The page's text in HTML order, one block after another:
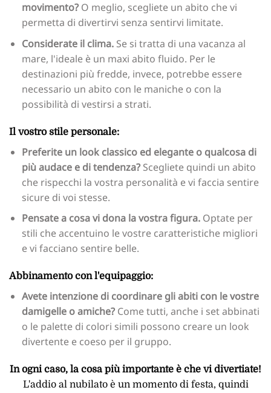
movimento?O meglio, scegliete un abito che vi
permetta di divertirvi senza sentirvi limitate.
Considerate il clima.Se si tratta di una vacanza al
mare, l'ideale è un maxi abito fluido. Per le
destinazioni più fredde, invece, potrebbe essere
necessario un abito con le maniche o con la
possibilità di vestirsi a strati.
Il vostro stile personale:
Preferite un look classico ed elegante o qualcosa di
più audace e di tendenza?Scegliete quindi un abito
che rispecchi la vostra personalità e vi faccia sentire
sicure di voi stesse.
Pensate a cosa vi dona la vostra figura.Optate per
stili che accentuino le vostre caratteristiche migliori
e vi facciano sentire belle.
Abbinamento con l'equipaggio:
Avete intenzione di coordinare gli abiti con le vostre
damigelle o amiche?Come tutti, anche i set abbinati
o le palette di colori simili possono creare un look
divertente e coeso per il gruppo.
In ogni caso, la cosa più importante è che vi divertiate!
L'addio al nubilato è un momento di festa, quindi